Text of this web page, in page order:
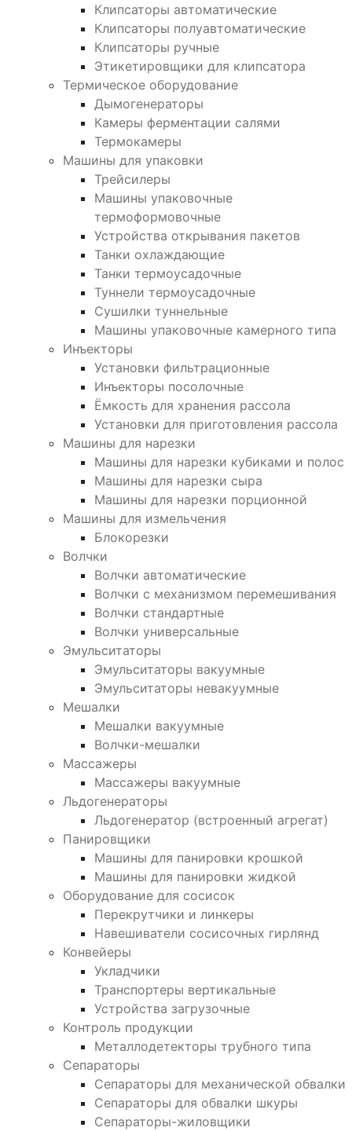
Клипсаторы автоматические
Клипсаторы полуавтоматические
Клипсаторы ручные
Этикетировщики для клипсатора
Термическое оборудование
Дымогенераторы
Камеры ферментации салями
Термокамеры
Машины для упаковки
Трейсилеры
Машины упаковочные
термоформовочные
Устройства открывания пакетов
Танки охлаждающие
Танки термоусадочные
Туннели термоусадочные
Сушилки туннельные
Машины упаковочные камерного типа
Инъекторы
Установки фильтрационные
Инъекторы посолочные
Ёмкость для хранения рассола
Установки для приготовления рассола
Машины для нарезки
Машины для нарезки кубиками и полос
Машины для нарезки сыра
Машины для нарезки порционной
Машины для измельчения
Блокорезки
Волчки
Волчки автоматические
Волчки с механизмом перемешивания
Волчки стандартные
Волчки универсальные
Эмульситаторы
Эмульситаторы вакуумные
Эмульситаторы невакуумные
Мешалки
Мешалки вакуумные
Волчки-мешалки
Массажеры
Массажеры вакуумные
Льдогенераторы
Льдогенератор (встроенный агрегат)
Панировщики
Машины для панировки крошкой
Машины для панировки жидкой
Оборудование для сосисок
Перекрутчики и линкеры
Навешиватели сосисочных гирлянд
Конвейеры
Укладчики
Транспортеры вертикальные
Устройства загрузочные
Контроль продукции
Металлодетекторы трубного типа
Сепараторы
Сепараторы для механической обвалки
Сепараторы для обвалки шкуры
Сепараторы-жиловщики